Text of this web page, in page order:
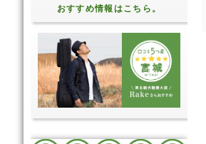
おすすめ情報はこちら。